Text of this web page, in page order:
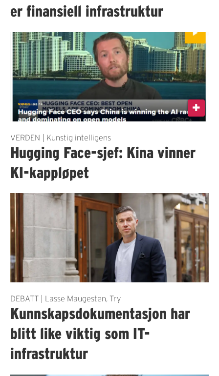
er finansiell infrastruktur
VERDEN | Kunstig intelligens
Hugging Face-sjef: Kina vinner
KI-kappløpet
DEBATT | Lasse Maugesten, Try
Kunnskapsdokumentasjon har
blitt like viktig som IT-
infrastruktur